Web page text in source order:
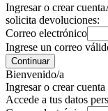
Ingresar o crear cuenta
solicita devoluciones:
Correo electrónico
Ingrese un correo
Continuar
Bienvenido/a
Ingresar o crear cuenta
Accede a tus datos